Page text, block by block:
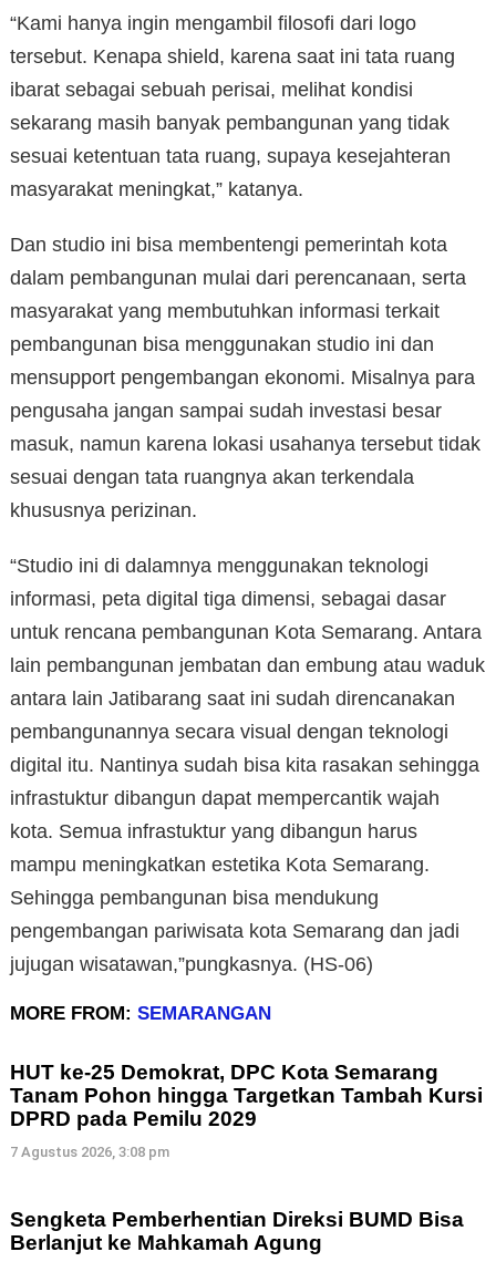
“Kami hanya ingin mengambil filosofi dari logo
tersebut. Kenapa shield, karena saat ini tata ruang
ibarat sebagai sebuah perisai, melihat kondisi
sekarang masih banyak pembangunan yang tidak
sesuai ketentuan tata ruang, supaya kesejahteran
masyarakat meningkat,” katanya.
Dan studio ini bisa membentengi pemerintah kota
dalam pembangunan mulai dari perencanaan, serta
masyarakat yang membutuhkan informasi terkait
pembangunan bisa menggunakan studio ini dan
mensupport pengembangan ekonomi. Misalnya para
pengusaha jangan sampai sudah investasi besar
masuk, namun karena lokasi usahanya tersebut tidak
sesuai dengan tata ruangnya akan terkendala
khususnya perizinan.
“Studio ini di dalamnya menggunakan teknologi
informasi, peta digital tiga dimensi, sebagai dasar
untuk rencana pembangunan Kota Semarang. Antara
lain pembangunan jembatan dan embung atau waduk
antara lain Jatibarang saat ini sudah direncanakan
pembangunannya secara visual dengan teknologi
digital itu. Nantinya sudah bisa kita rasakan sehingga
infrastuktur dibangun dapat mempercantik wajah
kota. Semua infrastuktur yang dibangun harus
mampu meningkatkan estetika Kota Semarang.
Sehingga pembangunan bisa mendukung
pengembangan pariwisata kota Semarang dan jadi
jujugan wisatawan,”pungkasnya. (HS-06)
MORE FROM: SEMARANGAN
HUT ke-25 Demokrat, DPC Kota Semarang
Tanam Pohon hingga Targetkan Tambah Kursi
DPRD pada Pemilu 2029
7 Agustus 2026, 3:08 pm
Sengketa Pemberhentian Direksi BUMD Bisa
Berlanjut ke Mahkamah Agung